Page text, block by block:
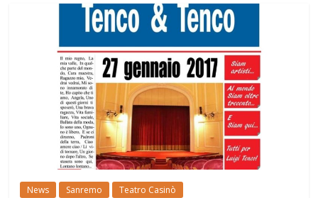
News Sanremo Teatro Casinò